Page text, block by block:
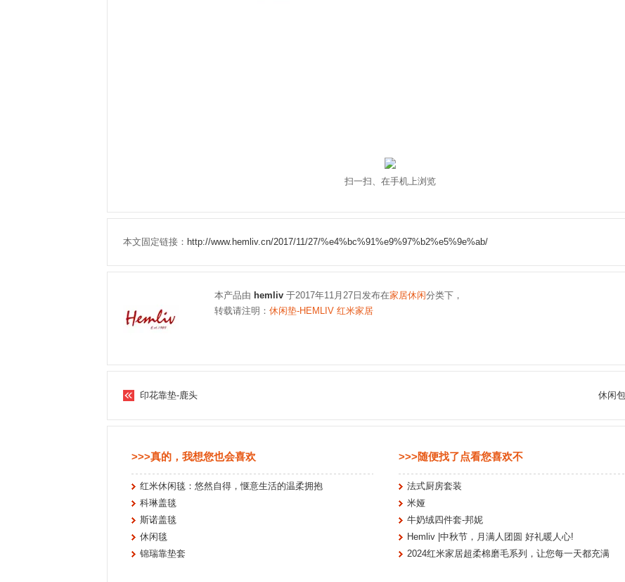
扫一扫、在手机上浏览
本文固定链接： http://www.hemliv.cn/2017/11/27/%e4%bc%91%e9%97%b2%e5%9e%ab/
本产品由 hemliv 于2017年11月27日发布在家居休闲分类下，
转载请注明： 休闲垫-HEMLIV 红米家居
印花靠垫-鹿头 休闲
>>>真的，我想您也会喜欢
红米休闲毯：悠然自得，惬意生活的温柔拥抱
科琳盖毯
斯诺盖毯
休闲毯
锦瑞靠垫套
>>>随便找了点看您喜欢不
法式厨房套装
米娅
牛奶绒四件套-邦妮
Hemliv |中秋节，月满人团圆 好礼暖人心!
2024红米家居超柔棉磨毛系列，让您每一天都充满